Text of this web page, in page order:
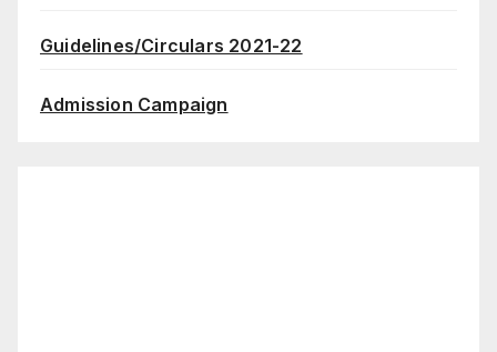
Guidelines/Circulars 2021-22
Admission Campaign